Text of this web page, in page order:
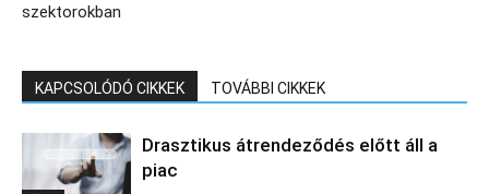
szektorokban
KAPCSOLÓDÓ CIKKEK TOVÁBBI CIKKEK
Drasztikus átrendeződés előtt áll a
piac